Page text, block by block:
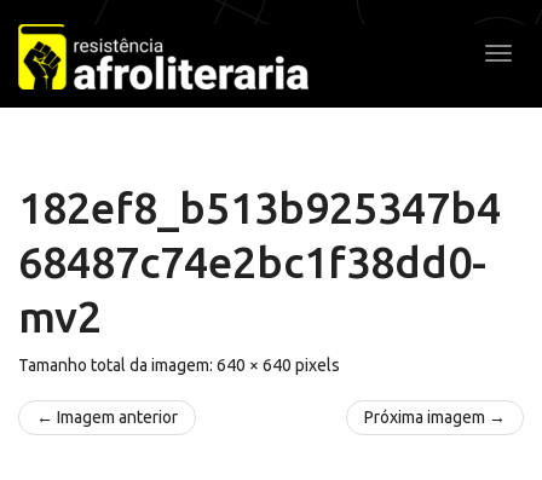
Pular
para
o
conteúdo
182ef8_b513b925347b4
68487c74e2bc1f38dd0-
mv2
Tamanho total da imagem: 640 × 640 pixels
← Imagem anterior Próxima imagem →